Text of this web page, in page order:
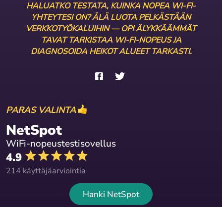
HALUATKO TESTATA, KUINKA NOPEA WI-FI-
YHTEYTESI ON? ÄLÄ LUOTA PELKÄSTÄÄN
VERKKOTYÖKALUIHIN — OPI ÄLYKKÄÄMMÄT
TAVAT TARKISTAA WI-FI-NOPEUS JA
DIAGNOSOIDA HEIKOT ALUEET TARKASTI.
PARAS VALINTA
NetSpot
WiFi-nopeustestisovellus
4.9
214 käyttäjäarviointia
Hanki NetSpot